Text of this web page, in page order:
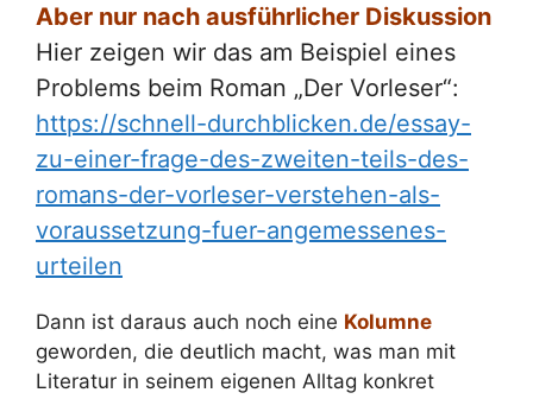
Aber nur nach ausführlicher Diskussion
Hier zeigen wir das am Beispiel eines
Problems beim Roman „Der Vorleser“:
https://schnell-durchblicken.de/essay-
zu-einer-frage-des-zweiten-teils-des-
romans-der-vorleser-verstehen-als-
voraussetzung-fuer-angemessenes-
urteilen
Dann ist daraus auch noch eine Kolumne
geworden, die deutlich macht, was man mit
Literatur in seinem eigenen Alltag konkret